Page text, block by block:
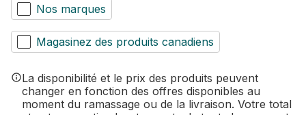
Nos marques
Magasinez des produits canadiens
La disponibilité et le prix des produits peuvent
changer en fonction des offres disponibles au
moment du ramassage ou de la livraison. Votre total